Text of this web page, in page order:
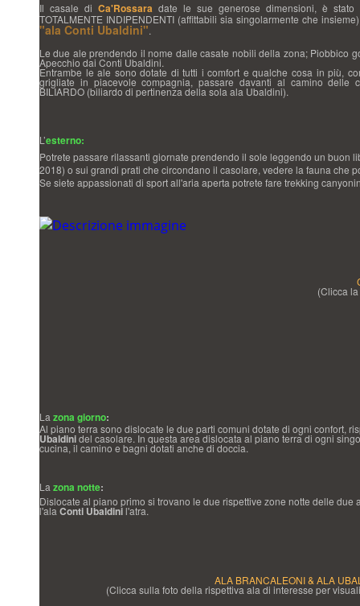
Il casale di Ca'Rossara date le sue generose dimensioni, è
TOTALMENTE INDIPENDENTI (affittabili sia singolarmente che
"ala Conti Ubaldini".
Le due ale prendendo il nome dalle casate nobili della zona; Piobbico
Apecchio dai Conti Ubaldini.
Entrambe le ale sono dotate di tutti i comfort e qualche cosa in più,
grigliate in piacevole compagnia, passare davanti al camino delle
BILIARDO (biliardo di pertinenza della sola ala Ubaldini).
L’esterno:
Potrete passare rilassanti giornate prendendo il sole leggendo un buon
2018) o sui grandi prati che circondano il casolare, vedere la fauna che
Se siete appassionati di sport all'aria aperta potrete fare trekking
(Clicca
La zona giorno:
Al piano terra sono dislocate le due parti comuni dotate di ogni confort,
Ubaldinidel casolare. In questa area dislocata al piano terra di ogni
cucina, il camino e bagni dotati anche di doccia.
La zona notte:
Dislocate al piano primo si trovano le due rispettive zone notte delle due
l'ala Conti Ubaldinil'atra.
ALA BRANCALEONI & ALA
(Clicca sulla foto della rispettiva ala di interesse per